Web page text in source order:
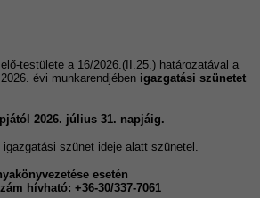
testülete a 16/2026.(II.25.) határozatával a
évi munkarendjében igazgatási szünetet
2026. július 31. napjáig.
szünet ideje alatt szünetel.
esetén
hívható: +36-30/337-7061